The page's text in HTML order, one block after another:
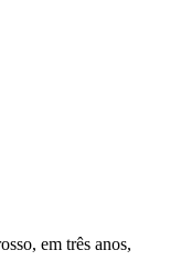
em três anos,